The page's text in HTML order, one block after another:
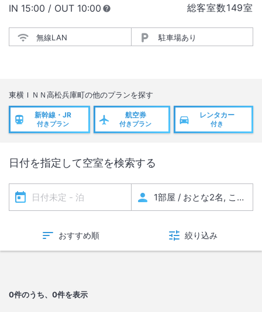
総客室数149室
IN チェックイン
15:00 / OUT チェックアウト
10:00
無線LAN 駐車場あり
東横ＩＮＮ高松兵庫町の他のプランを探す
新幹線・JR
付きプラン
航空券
付きプラン
レンタカー
付き
日付を指定して空室を検索する
おすすめ順 絞り込み
0件のうち、0件を表示